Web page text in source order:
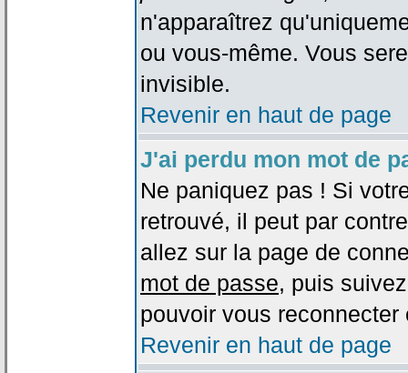
n'apparaîtrez
ou vous-même. Vous
invisible.
Revenir en haut de page
J'ai perdu mon mot de
Ne paniquez pas ! Si
retrouvé, il peut par
allez sur la page de
mot de passe, puis
pouvoir vous
Revenir en haut de page